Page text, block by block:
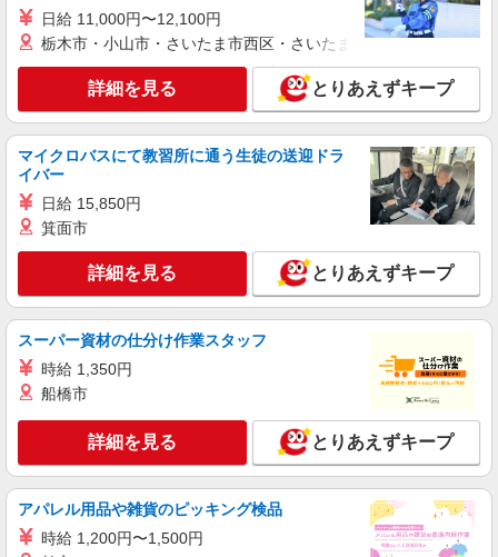
派遣社員
株式会社kotrio /●NG-H-2030068
レア！【春日井駅】就労支援施設で軽作業の見
守りなど＊未経験OK
時給1400円〜 ＜日払い有/週払い有/交通費全
支給(ガソリン代含む)＞
春日井市//車通勤OK
詳細を見る
春日井市*デイでの生活補助☆スキルを身につ
けて長く働く♪
時給1500円〜2150円 ＜日払い有/週払い有/交
キープ 詳細を見る
派遣社員
株式会社kotrio /●NG-H-2030717
日給 11,000円〜12,100円
栃木市・小山市・さいたま市西区・さいたま市岩槻区・久喜市・
詳細を見る とりあえずキープ
マイクロバスにて教習所に通う生徒の送迎ドラ
イバー
日給 15,850円
箕面市
詳細を見る とりあえずキープ
スーパー資材の仕分け作業スタッフ
時給 1,350円
船橋市
詳細を見る とりあえずキープ
アパレル用品や雑貨のピッキング検品
時給 1,200円〜1,500円